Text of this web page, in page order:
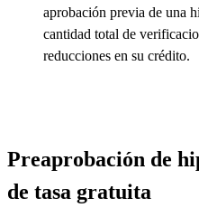
aprobación previa de una
cantidad total de
reducciones en su crédito.
Preaprobación de
de tasa gratuita